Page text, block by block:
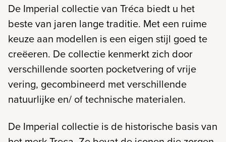
De Imperial collectie van Tréca biedt u het
beste van jaren lange traditie. Met een ruime
keuze aan modellen is een eigen stijl goed te
creëeren. De collectie kenmerkt zich door
verschillende soorten pocketvering of vrije
vering, gecombineerd met verschillende
natuurlijke en/ of technische materialen.
De Imperial collectie is de historische basis van